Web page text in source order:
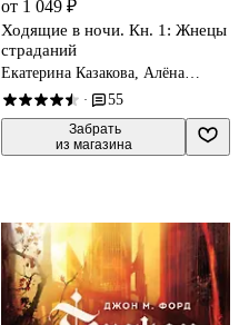
от 1 049 ₽
Ходящие в ночи. Кн. 1: Жнецы
страданий
Екатерина Казакова, Алёна
Харитонова
· 55
Забрать
из магазина